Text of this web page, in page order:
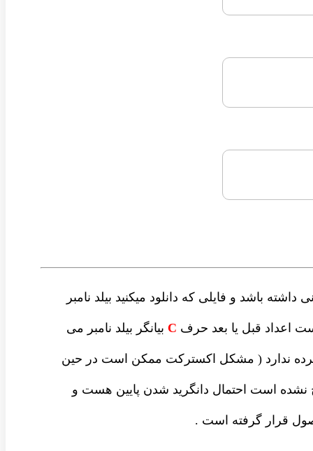
باشد و فایلی که دانلود میکنید بیلد نامبر
اعداد قبل یا بعد حرف C بیانگر بیلد نامبر می
ندارد ( مشکل اکسترکت ممکن است در حین
است احتمال دانگرید شدن پایین هست و
قرار گرفته است .